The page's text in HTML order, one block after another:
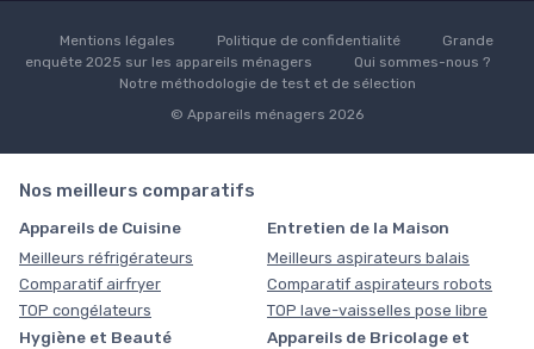
Mentions légales Politique de confidentialité
Grande
enquête 2025 sur les appareils ménagers
Qui sommes-nous ?
Notre méthodologie de test et de sélection
© Appareils ménagers 2026
Nos meilleurs comparatifs
Appareils de Cuisine
Meilleurs réfrigérateurs
Comparatif airfryer
TOP congélateurs
Entretien de la Maison
Meilleurs aspirateurs balais
Comparatif aspirateurs robots
TOP lave-vaisselles pose libre
Hygiène et Beauté
Appareils de Bricolage et